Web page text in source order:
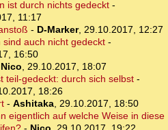
ist durch nichts gedeckt -
11:17
- D-Marker, 29.10.2017, 12:27
auch nicht gedeckt-
16:50
Nico, 29.10.2017, 18:07
teil-gedeckt: durch sich selbst-
18:26
- Ashitaka, 29.10.2017, 18:50
eigentlich auf welche Weise in diese